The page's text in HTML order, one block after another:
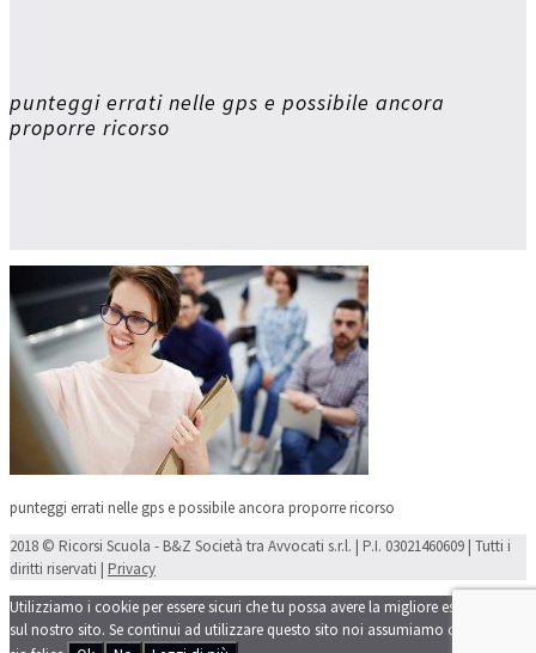
punteggi errati nelle gps e possibile ancora
proporre ricorso
punteggi errati nelle gps e possibile ancora proporre ricorso
2018 © Ricorsi Scuola - B&Z Società tra Avvocati s.r.l. | P.I. 03021460609 | Tutti i
diritti riservati | Privacy
Utilizziamo i cookie per essere sicuri che tu possa avere la migliore esperienza
sul nostro sito. Se continui ad utilizzare questo sito noi assumiamo che tu ne